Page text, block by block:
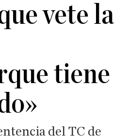
vete la
tiene
del TC de